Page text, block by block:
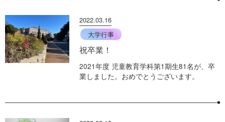
2022.03.16
大学行事
祝卒業！
2021年度 児童教育学科第1期生81名が、卒
業しました。おめでとうございます。